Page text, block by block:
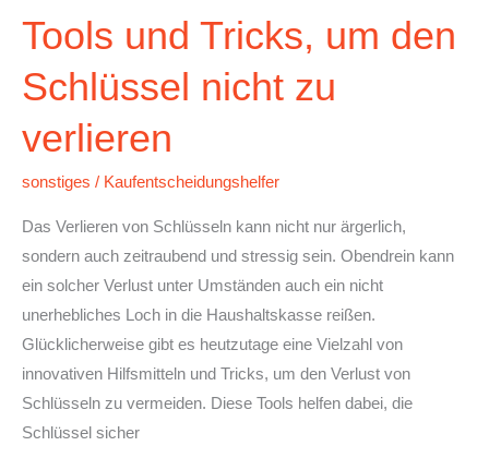
Tools und Tricks, um den
Schlüssel nicht zu
verlieren
sonstiges / Kaufentscheidungshelfer
Das Verlieren von Schlüsseln kann nicht nur ärgerlich,
sondern auch zeitraubend und stressig sein. Obendrein kann
ein solcher Verlust unter Umständen auch ein nicht
unerhebliches Loch in die Haushaltskasse reißen.
Glücklicherweise gibt es heutzutage eine Vielzahl von
innovativen Hilfsmitteln und Tricks, um den Verlust von
Schlüsseln zu vermeiden. Diese Tools helfen dabei, die
Schlüssel sicher